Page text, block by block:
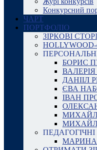
Конкурсний
ЧАРТ
ПОРТФОЛІО
ЗІРКОВІ
HOLLYWOOD-
БОРИС
ДАНІІЛ
ЄВА
ІВАН